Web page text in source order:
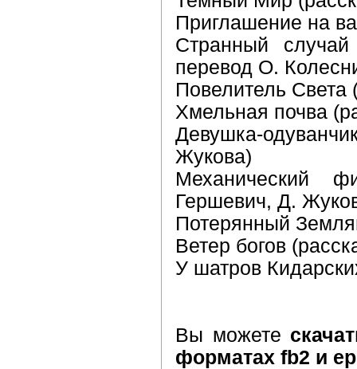
Приглашение на
Странный
перевод О.
Повелитель Света
Хмельная почва
Девушка-
Жукова)
Механический
Гершевич, Д.
Потерянный
Ветер богов
У шатров
Вы можете
форматах fb2 и